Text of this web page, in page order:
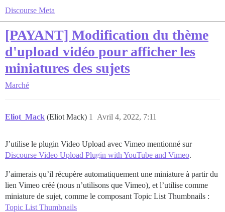
Discourse Meta
[PAYANT] Modification du thème
d'upload vidéo pour afficher les
miniatures des sujets
Marché
Eliot_Mack (Eliot Mack) Avril 4, 2022, 7:11
1
J’utilise le plugin Video Upload avec Vimeo mentionné sur
Discourse Video Upload Plugin with YouTube and Vimeo.
J’aimerais qu’il récupère automatiquement une miniature à partir du
lien Vimeo créé (nous n’utilisons que Vimeo), et l’utilise comme
miniature de sujet, comme le composant Topic List Thumbnails :
Topic List Thumbnails